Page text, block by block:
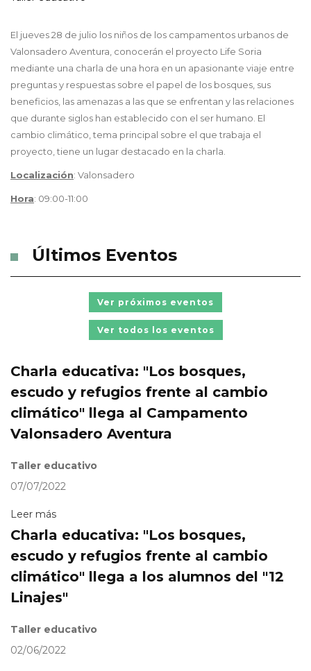
El jueves 28 de julio los niños de los campamentos urbanos de
Valonsadero Aventura, conocerán el proyecto Life Soria
mediante una charla de una hora en un apasionante viaje entre
preguntas y respuestas sobre el papel de los bosques, sus
beneficios, las amenazas a las que se enfrentan y las relaciones
que durante siglos han establecido con el ser humano. El
cambio climático, tema principal sobre el que trabaja el
proyecto, tiene un lugar destacado en la charla.
Localización: Valonsadero
Hora: 09:00-11:00
Últimos Eventos
Ver próximos eventos
Ver todos los eventos
Charla educativa: "Los bosques,
escudo y refugios frente al cambio
climático" llega al Campamento
Valonsadero Aventura
Taller educativo
07/07/2022
Leer más
Charla educativa: "Los bosques,
escudo y refugios frente al cambio
climático" llega a los alumnos del "12
Linajes"
Taller educativo
02/06/2022